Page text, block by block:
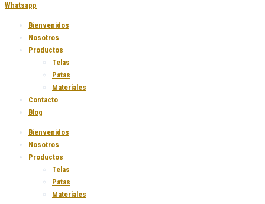
Whatsapp
Bienvenidos
Nosotros
Productos
Telas
Patas
Materiales
Contacto
Blog
Bienvenidos
Nosotros
Productos
Telas
Patas
Materiales